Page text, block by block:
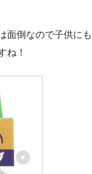
面倒なので子供にも
ね！